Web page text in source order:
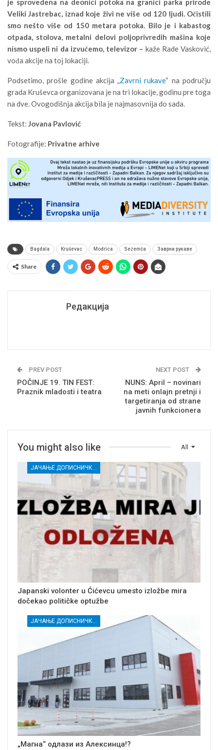
je sprovedena na deonici potoka na granici parka prirode
Veliki Jastrebac, iznad koje živi ne više od 120 ljudi. Očistili
smo nešto više od 150 metara potoka. Bilo je i kabastog
otpada, stolova, metalni delovi poljoprivredih mašina koje
nismo uspeli ni da izvučemo, televizor – kaže Rade Vasković,
vođa akcije na toj lokaciji.
Podsetimo, prošle godine akcija „Zavrni rukave“ na području
grada Kruševca organizovana je na tri lokacije, godinu pre toga
na dve. Ovogodišnja akcija bila je najmasovnija do sada.
Tekst: Jovana Pavlović
Fotografije: Privatne arhive
Bagdala Kruševac Modrica Sezemča Заврни рукаве
Share
Редакција
PREV POST
POČINJE 19. TIN FEST:
Praznik mladosti i teatra
NEXT POST
NUNS: April – novinari
na meti onlajn pretnji i
targetiranja od strane
javnih funkcionera
All
You might also like
ЈАЧАЊЕ ДОПИСНИЧКЕ МРЕЖЕ НЕЗАВИСНИХ МЕДИЈА У РАСИНСКОМ ОКРУГУ
Japanski volonter u Ćićevcu umesto izložbe mira
dočekao političke optužbe
ЈАЧАЊЕ ДОПИСНИЧКЕ МРЕЖЕ НЕЗАВИСНИХ МЕДИЈА У РАСИНСКОМ ОКРУГУ
„Магна“ одлази из Алексинца!?